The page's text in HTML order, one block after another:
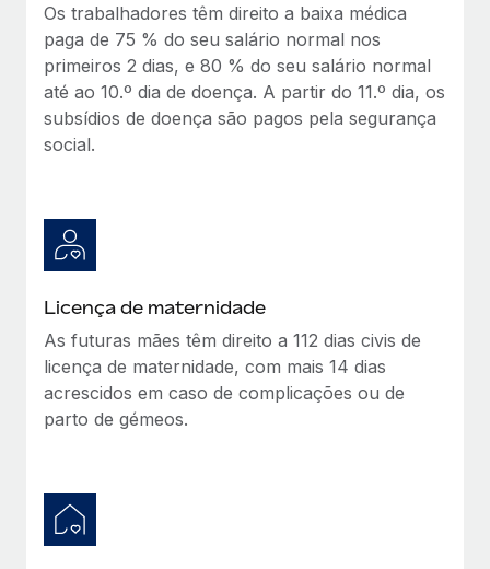
Os trabalhadores têm direito a baixa médica
paga de 75 % do seu salário normal nos
primeiros 2 dias, e 80 % do seu salário normal
até ao 10.º dia de doença. A partir do 11.º dia, os
subsídios de doença são pagos pela segurança
social.
Licença de maternidade
As futuras mães têm direito a 112 dias civis de
licença de maternidade, com mais 14 dias
acrescidos em caso de complicações ou de
parto de gémeos.